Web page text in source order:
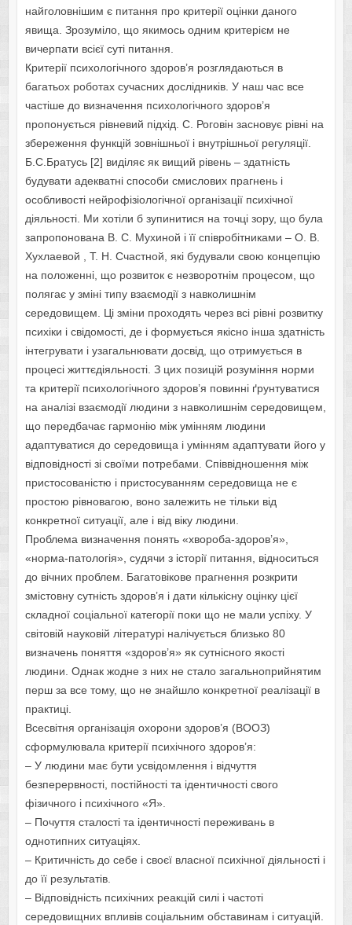
найголовнішим є питання про критерії оцінки даного
явища. Зрозуміло, що якимось одним критерієм не
вичерпати всієї суті питання.
Критерії психологічного здоров’я розглядаються в
багатьох роботах сучасних дослідників. У наш час все
частіше до визначення психологічного здоров’я
пропонується рівневий підхід. С. Роговін засновує рівні на
збереження функцій зовнішньої і внутрішньої регуляції.
Б.С.Братусь [2] виділяє як вищий рівень – здатність
будувати адекватні способи смислових прагнень і
особливості нейрофізіологічної організації психічної
діяльності. Ми хотіли б зупинитися на точці зору, що була
запропонована В. С. Мухиной і її співробітниками – О. В.
Хухлаевой , Т. Н. Счастной, які будували свою концепцію
на положенні, що розвиток є незворотнім процесом, що
полягає у зміні типу взаємодії з навколишнім
середовищем. Ці зміни проходять через всі рівні розвитку
психіки і свідомості, де і формується якісно інша здатність
інтегрувати і узагальнювати досвід, що отримується в
процесі життєдіяльності. З цих позицій розуміння норми
та критерії психологічного здоров’я повинні ґрунтуватися
на аналізі взаємодії людини з навколишнім середовищем,
що передбачає гармонію між умінням людини
адаптуватися до середовища і умінням адаптувати його у
відповідності зі своїми потребами. Співвідношення між
пристосованістю і пристосуванням середовища не є
простою рівновагою, воно залежить не тільки від
конкретної ситуації, але і від віку людини.
Проблема визначення понять «хвороба-здоров’я»,
«норма-патологія», судячи з історії питання, відноситься
до вічних проблем. Багатовікове прагнення розкрити
змістовну сутність здоров’я і дати кількісну оцінку цієї
складної соціальної категорії поки що не мали успіху. У
світовій науковій літературі налічується близько 80
визначень поняття «здоров’я» як сутнісного якості
людини. Однак жодне з них не стало загальноприйнятим
перш за все тому, що не знайшло конкретної реалізації в
практиці.
Всесвітня організація охорони здоров’я (ВООЗ)
сформулювала критерії психічного здоров’я:
– У людини має бути усвідомлення і відчуття
безперервності, постійності та ідентичності свого
фізичного і психічного «Я».
– Почуття сталості та ідентичності переживань в
однотипних ситуаціях.
– Критичність до себе і своєї власної психічної діяльності і
до її результатів.
– Відповідність психічних реакцій силі і частоті
середовищних впливів соціальним обставинам і ситуацій.